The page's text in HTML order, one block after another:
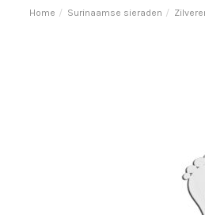
Home Surinaamse sieraden